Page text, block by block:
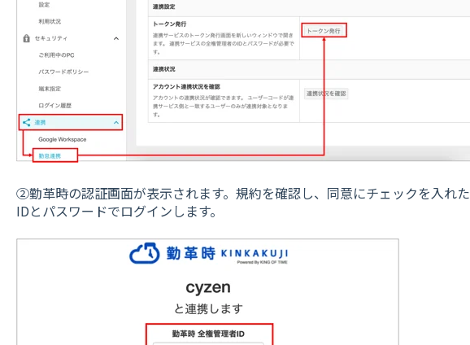
②勤革時の認証画面が表示されます。規約を確認し、同意にチェックを入れ
IDとパスワードでログインします。